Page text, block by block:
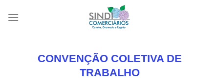
CONVENÇÃO COLETIVA DE
TRABALHO